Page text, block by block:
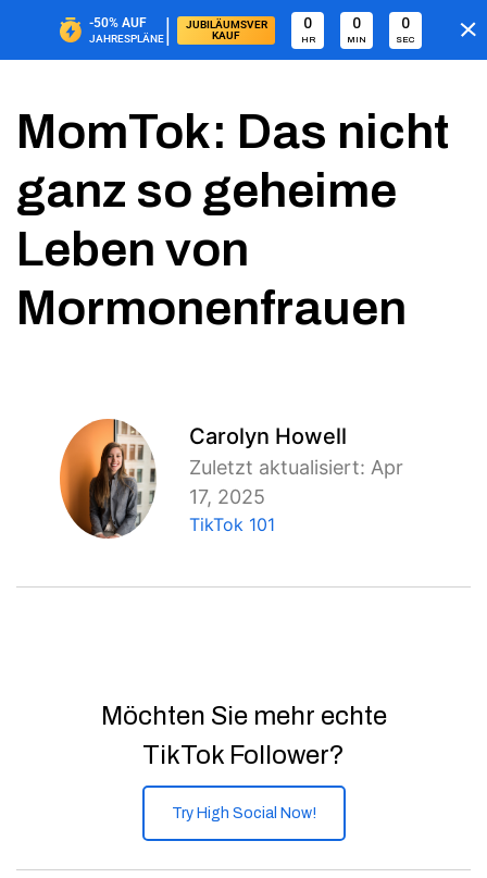
-50% AUF
JAHRESPLÄNE|
JUBILÄUMSVER
KAUF
0
HR
0
MIN
0
SEC
MomTok: Das nicht
ganz so geheime
Leben von
Mormonenfrauen
Carolyn Howell
Zuletzt aktualisiert: Apr
17, 2025
TikTok 101
Möchten Sie mehr echte
TikTok Follower?
Try High Social Now!